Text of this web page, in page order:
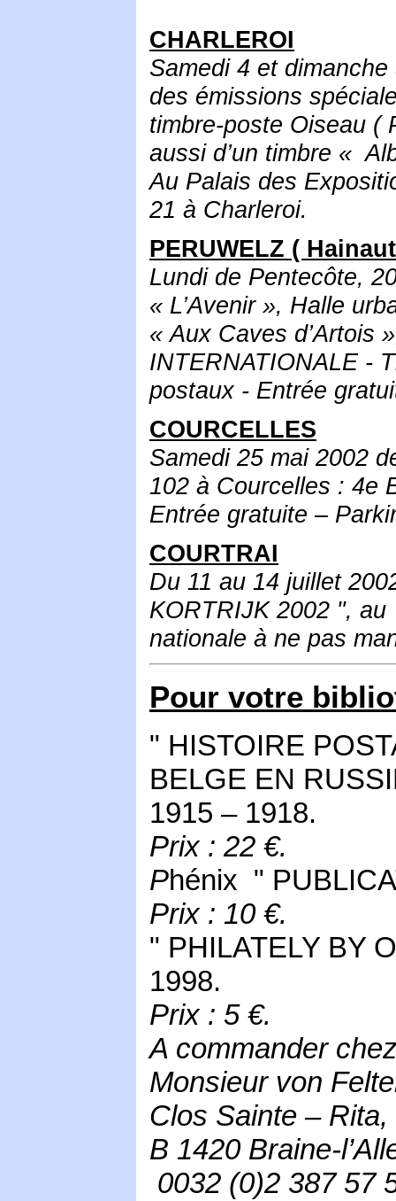
CHARLEROI
Samedi 4 et
des émissions
timbre-poste Oiseau (
aussi d’un timbre «
Au Palais des
21 à Charleroi.
PERUWELZ (
Lundi de Pentecôte,
« L’Avenir », Halle
« Aux Caves d’Artois
INTERNATIONALE -
postaux - Entrée
COURCELLES
Samedi 25 mai 2002
102 à Courcelles : 4e
Entrée gratuite –
COURTRAI
Du 11 au 14 juillet
KORTRIJK 2002 ",
nationale à ne pas
Pour votre
" HISTOIRE
BELGE EN
1915 – 1918.
Prix : 22 €.
Phénix "
Prix : 10 €.
" PHILATELY BY
1998.
Prix : 5 €.
A commander
Monsieur von
Clos Sainte – Rita,
B 1420 Braine-
0032 (0)2 387 57